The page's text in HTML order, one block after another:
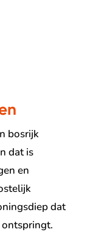
bosrijk
dat is
en
dat